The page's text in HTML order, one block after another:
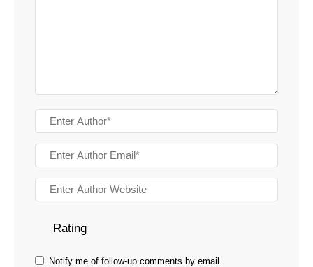
Rating
Notify me of follow-up comments by email.